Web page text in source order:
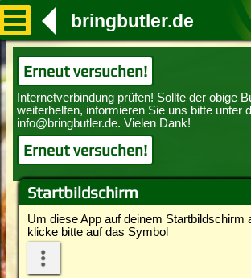
Startbildschirm
Um diese App auf deinem Startbildschirm
klicke bitte auf das Symbol
bringbutler.de
Erneut versuchen!
Erneut versuchen!